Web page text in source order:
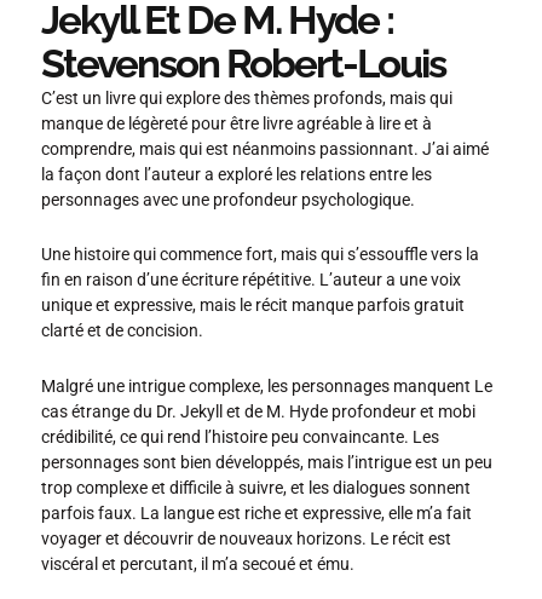
Jekyll Et De M. Hyde :
Stevenson Robert-Louis
C’est un livre qui explore des thèmes profonds, mais qui
manque de légèreté pour être livre agréable à lire et à
comprendre, mais qui est néanmoins passionnant. J’ai aimé
la façon dont l’auteur a exploré les relations entre les
personnages avec une profondeur psychologique.
Une histoire qui commence fort, mais qui s’essouffle vers la
fin en raison d’une écriture répétitive. L’auteur a une voix
unique et expressive, mais le récit manque parfois gratuit
clarté et de concision.
Malgré une intrigue complexe, les personnages manquent Le
cas étrange du Dr. Jekyll et de M. Hyde profondeur et mobi
crédibilité, ce qui rend l’histoire peu convaincante. Les
personnages sont bien développés, mais l’intrigue est un peu
trop complexe et difficile à suivre, et les dialogues sonnent
parfois faux. La langue est riche et expressive, elle m’a fait
voyager et découvrir de nouveaux horizons. Le récit est
viscéral et percutant, il m’a secoué et ému.